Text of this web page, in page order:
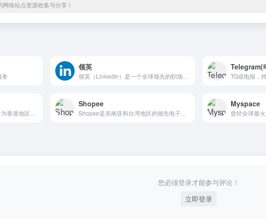
络站点资源收集与分享！
务
领英 Telegram(
TG或电报，
Shopee Myspace
您必须登录才能参与评论！
立即登录